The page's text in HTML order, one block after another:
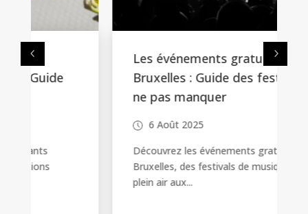
Les événements gratuits à
Bruxelles : Guide des festivités à
ne pas manquer
Découvrez les événements gratuits à
Bruxelles, des festivals de musique en